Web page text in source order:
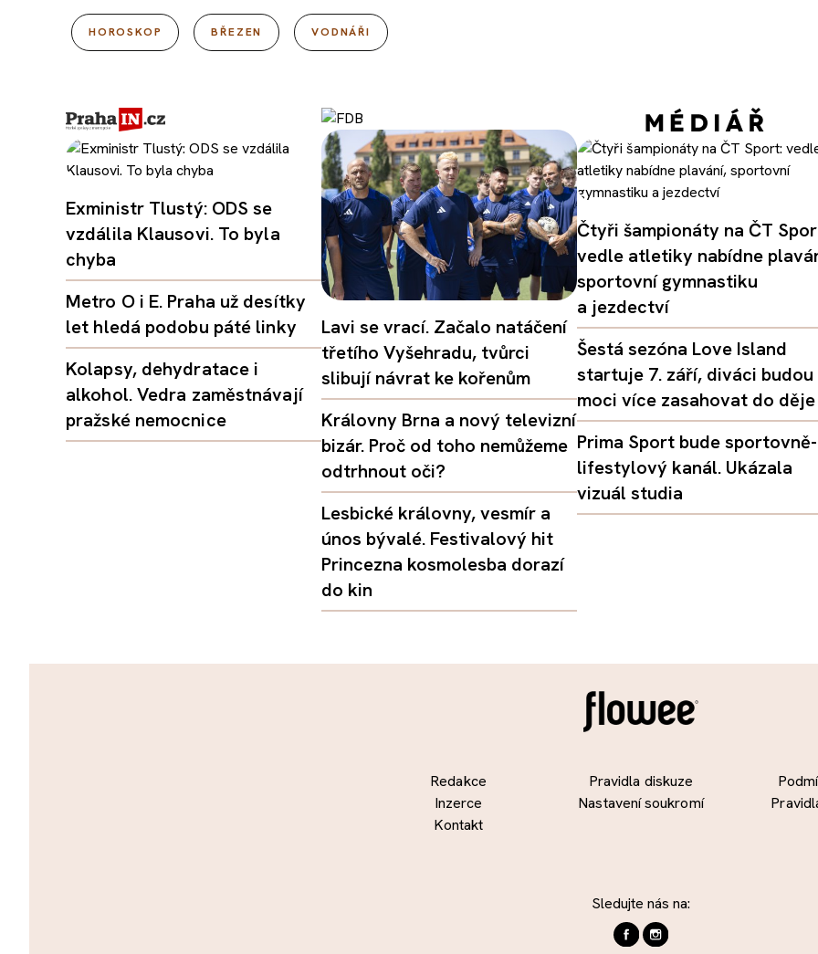
HOROSKOP BŘEZEN VODNÁŘI
Exministr Tlustý: ODS se
vzdálila Klausovi. To byla
chyba
Metro O i E. Praha už desítky
let hledá podobu páté linky
Kolapsy, dehydratace i
alkohol. Vedra zaměstnávají
pražské nemocnice
Lavi se vrací. Začalo natáčení
třetího Vyšehradu, tvůrci
slibují návrat ke kořenům
Královny Brna a nový televizní
bizár. Proč od toho nemůžeme
odtrhnout oči?
Lesbické královny, vesmír a
únos bývalé. Festivalový hit
Princezna kosmolesba dorazí
do kin
Čtyři šampionáty na ČT
vedle atletiky nabídne
sportovní gymnastiku
a jezdectví
Šestá sezóna Love Island
startuje 7. září, diváci budou
moci více zasahovat do děje
Prima Sport bude sportovně-
lifestylový kanál. Ukázala
vizuál studia
Redakce
Inzerce
Kontakt
Pravidla diskuze
Nastavení soukromí
Sledujte nás na: